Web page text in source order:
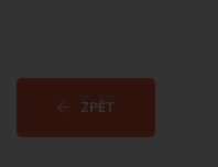
ZPĚT